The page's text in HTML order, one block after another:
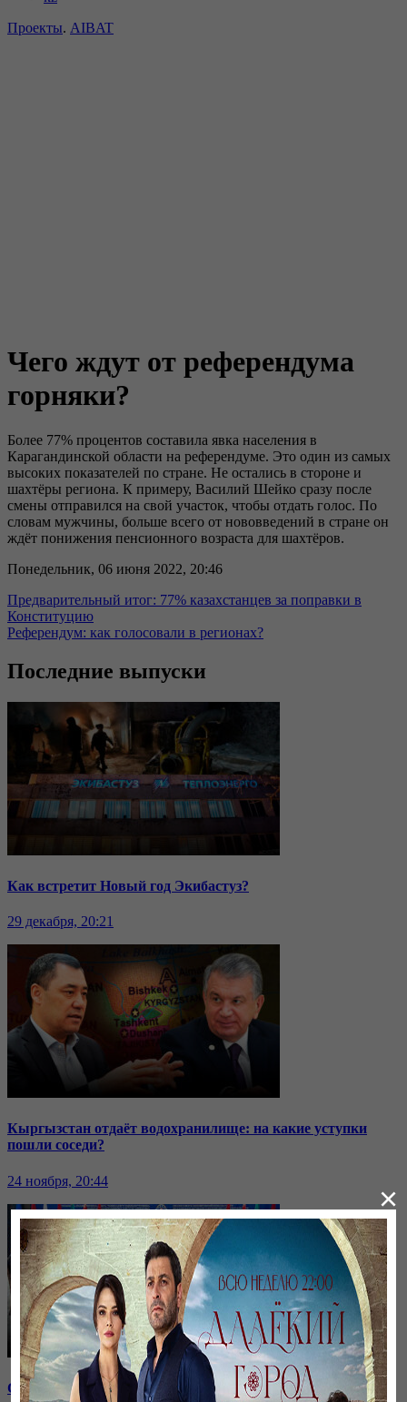
Проекты. AIBAT
Чего ждут от референдума
горняки?
Более 77% процентов составила явка населения в
Карагандинской области на референдуме. Это один из самых
высоких показателей по стране. Не остались в стороне и
шахтёры региона. К примеру, Василий Шейко сразу после
смены отправился на свой участок, чтобы отдать голос. По
словам мужчины, больше всего от нововведений в стране он
ждёт понижения пенсионного возраста для шахтёров.
Понедельник, 06 июня 2022, 20:46
Предварительный итог: 77% казахстанцев за поправки в
Конституцию
Референдум: как голосовали в регионах?
Последние выпуски
Как встретит Новый год Экибастуз?
29 декабря, 20:21
Кыргызстан отдаёт водохранилище: на какие уступки
пошли соседи?
24 ноября, 20:44
Саммит ОДКБ: под вопросом эффективность организации
×